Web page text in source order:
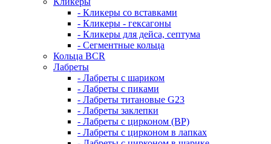
- Кликеры со вставками
- Кликеры - гексагоны
- Кликеры для дейса, септума
- Сегментные кольца
Кольца BCR
Лабреты
- Лабреты с шариком
- Лабреты с пиками
- Лабреты титановые G23
- Лабреты заклепки
- Лабреты с цирконом (ВР)
- Лабреты с цирконом в лапках